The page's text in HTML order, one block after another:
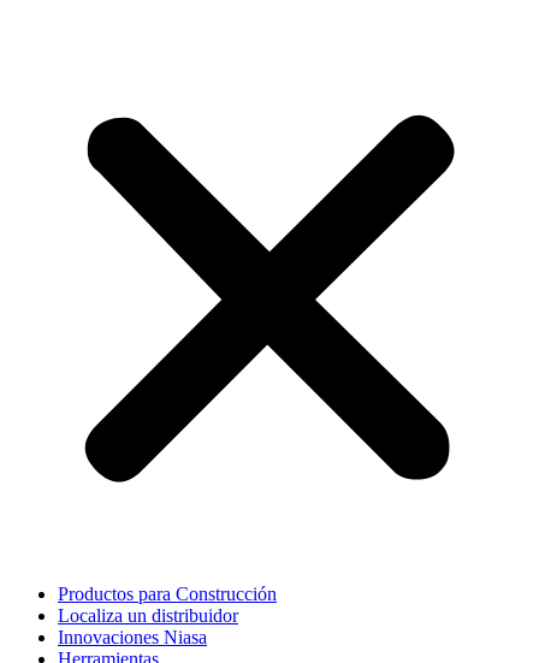
Productos para Construcción
Localiza un distribuidor
Innovaciones Niasa
Herramientas